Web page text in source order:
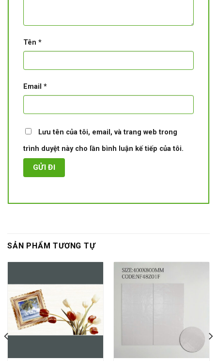
Tên *
Email *
Lưu tên của tôi, email, và trang web trong
trình duyệt này cho lần bình luận kế tiếp của tôi.
SẢN PHẨM TƯƠNG TỰ